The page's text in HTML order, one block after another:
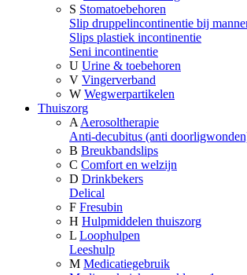
S Stomatoebehoren
Slip druppelincontinentie bij
Slips plastiek incontinentie
Seni incontinentie
U Urine & toebehoren
V Vingerverband
W Wegwerpartikelen
Thuiszorg
A Aerosoltherapie
Anti-decubitus (anti
B Breukbandslips
C Comfort en welzijn
D Drinkbekers
Delical
F Fresubin
H Hulpmiddelen thuiszorg
L Loophulpen
Leeshulp
M Medicatiegebruik